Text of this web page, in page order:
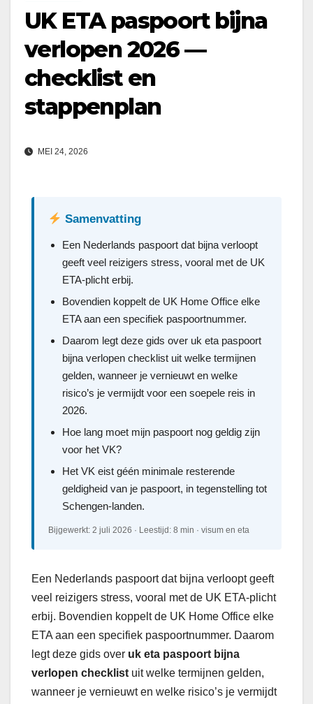
UK ETA paspoort bijna
verlopen 2026 —
checklist en
stappenplan
MEI 24, 2026
Samenvatting
Een Nederlands paspoort dat bijna verloopt
geeft veel reizigers stress, vooral met de UK
ETA-plicht erbij.
Bovendien koppelt de UK Home Office elke
ETA aan een specifiek paspoortnummer.
Daarom legt deze gids over uk eta paspoort
bijna verlopen checklist uit welke termijnen
gelden, wanneer je vernieuwt en welke
risico’s je vermijdt voor een soepele reis in
2026.
Hoe lang moet mijn paspoort nog geldig zijn
voor het VK?
Het VK eist géén minimale resterende
geldigheid van je paspoort, in tegenstelling tot
Schengen-landen.
Bijgewerkt: 2 juli 2026 · Leestijd: 8 min · visum en eta
Een Nederlands paspoort dat bijna verloopt geeft
veel reizigers stress, vooral met de UK ETA-plicht
erbij. Bovendien koppelt de UK Home Office elke
ETA aan een specifiek paspoortnummer. Daarom
legt deze gids over uk eta paspoort bijna
verlopen checklist uit welke termijnen gelden,
wanneer je vernieuwt en welke risico’s je vermijdt